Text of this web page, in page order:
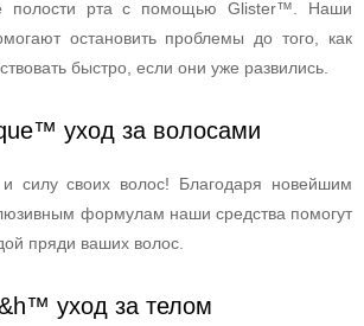
полости рта с помощью Glister™. Наши
остановить проблемы до того, как
быстро, если они уже развились.
уход за волосами
и силу своих волос! Благодаря новейшим
формулам наши средства помогут
пряди ваших волос.
уход за телом